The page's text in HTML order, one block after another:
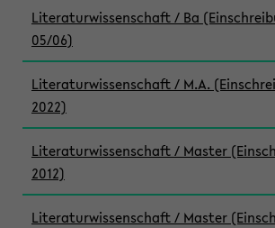
Literaturwissenschaft / Ba
05/06)
Literaturwissenschaft / M.A.
2022)
Literaturwissenschaft / Master
2012)
Literaturwissenschaft / Master